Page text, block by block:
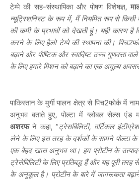
टेम्पे की सह-संस्थापिका और पोषण विशेषज्ञ,
न्यूट्रिशनिस्ट के रूप में, मैं नियमित रूप से किसी
की कमी के प्रभावों को देखती हूं। यही कारण है
करने के लिए हैलो टेम्पे की स्थापना की।
बढ़ाने और पौष्टिक और स्वादिष्ट उच्च गुणवत्ता
के लिए हमारे मिशन को बढ़ाने का एक अमूल्य
पाकिस्तान के मुर्गी पालन क्षेत्र से पिच2फोर्क में
अनुभव बताते हुए, पोल्टा में ग्लोबल सेल्स एंड
अशरफने कहा, “ट्रेसबिलिटी, वर्टिकल
लेने के लिए इस तरह के दर्शकों के सामने पोल्टा के
एक बेहद खास अनुभव था। हम प्रोटीन के
ट्रेसेबिलिटी के लिए प्रतिबद्ध हैं और यह पूरी
के अनुकूल है। प्रोटीन के बारे में जागरूकता